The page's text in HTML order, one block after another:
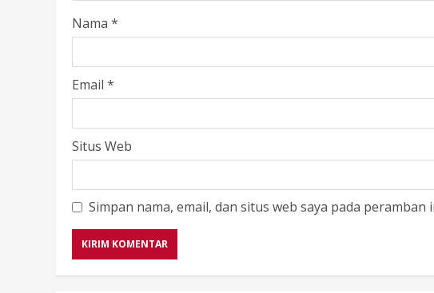
Nama *
Email *
Situs Web
Simpan nama, email, dan situs web saya pada